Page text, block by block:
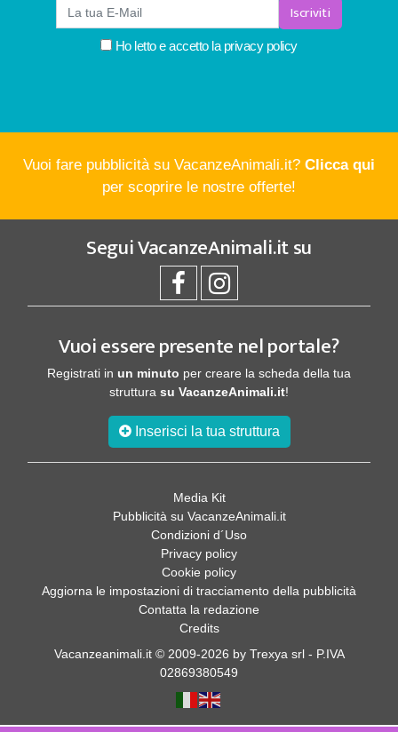
Iscriviti
Ho letto e accetto la privacy policy
Vuoi fare pubblicità su VacanzeAnimali.it? Clicca qui
per scoprire le nostre offerte!
SeguiVacanzeAnimali.itsu
Vuoi essere presente nel portale?
Registrati in un minuto per creare la scheda della tua
struttura su VacanzeAnimali.it!
Inserisci la tua struttura
Media Kit
Pubblicità su VacanzeAnimali.it
Condizioni d´Uso
Privacy policy
Cookie policy
Aggiorna le impostazioni di tracciamento della pubblicità
Contatta la redazione
Credits
Vacanzeanimali.it © 2009-2026 by Trexya srl - P.IVA
02869380549